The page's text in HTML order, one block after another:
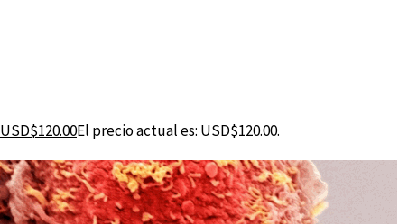
USD$120.00El precio actual es: USD$120.00.